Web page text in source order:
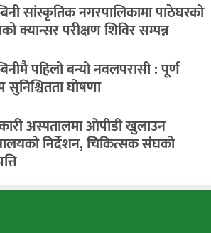
सांस्कृतिक नगरपालिकामा पाठेघरको
क्यान्सर परीक्षण शिविर सम्पन्न
पहिलो बन्यो नवलपरासी : पूर्ण
सुनिश्चितता घोषणा
अस्पतालमा ओपीडी खुलाउन
निर्देशन, चिकित्सक संघको